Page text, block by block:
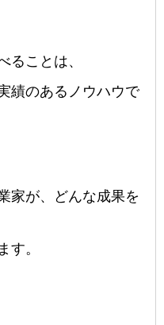
ることは、
績のあるノウハウで
家が、どんな成果を
す。